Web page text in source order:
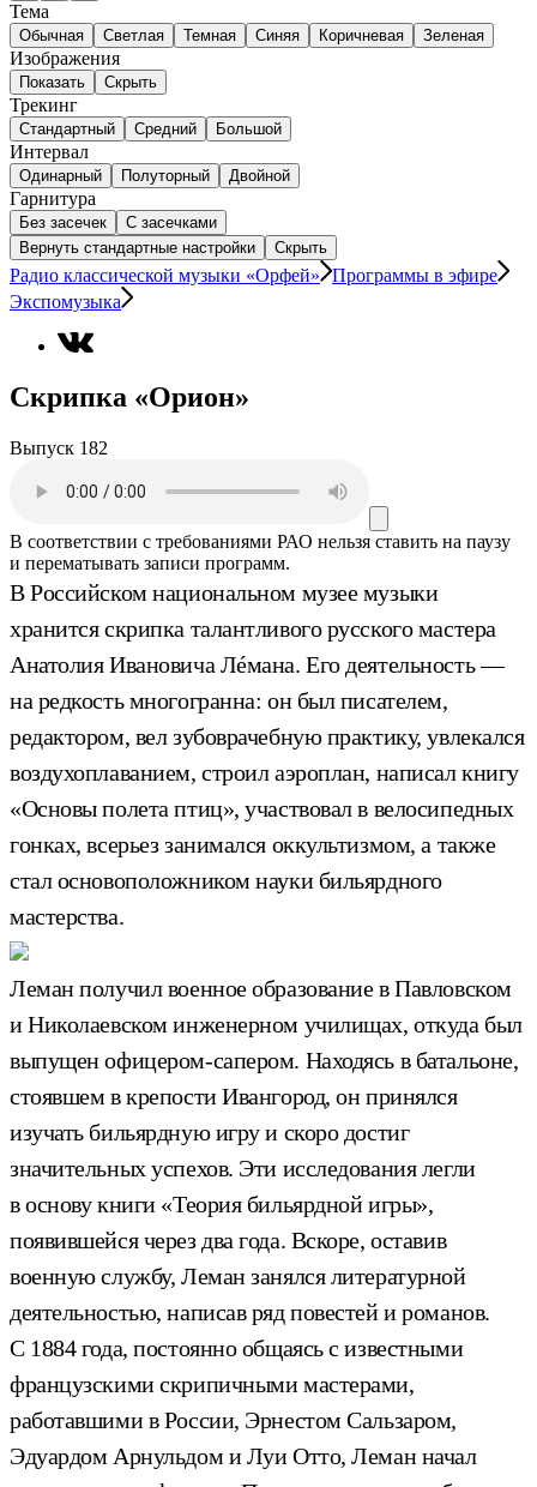
Тема
Обычная Светлая Темная Синяя Коричневая Зеленая
Изображения
Показать Скрыть
Трекинг
Стандартный Средний Большой
Интервал
Одинарный Полуторный Двойной
Гарнитура
Без засечек
С засечками
Вернуть стандартные настройки
Скрыть
Радио классической музыки «Орфей»
Программы в эфире
Экспомузыка
Скрипка «Орион»
Выпуск 182
В соответствии с требованиями РАО нельзя ставить на паузу
и перематывать записи программ.
В Российском национальном музее музыки
хранится скрипка талантливого русского мастера
Анатолия Ивановича Лéмана. Его деятельность —
на редкость многогранна: он был писателем,
редактором, вел зубоврачебную практику, увлекался
воздухоплаванием, строил аэроплан, написал книгу
«Основы полета птиц», участвовал в велосипедных
гонках, всерьез занимался оккультизмом, а также
стал основоположником науки бильярдного
мастерства.
Леман получил военное образование в Павловском
и Николаевском инженерном училищах, откуда был
выпущен офицером-сапером. Находясь в батальоне,
стоявшем в крепости Ивангород, он принялся
изучать бильярдную игру и скоро достиг
значительных успехов. Эти исследования легли
в основу книги «Теория бильярдной игры»,
появившейся через два года. Вскоре, оставив
военную службу, Леман занялся литературной
деятельностью, написав ряд повестей и романов.
С 1884 года, постоянно общаясь с известными
французскими скрипичными мастерами,
работавшими в России, Эрнестом Сальзаром,
Эдуардом Арнульдом и Луи Отто, Леман начал